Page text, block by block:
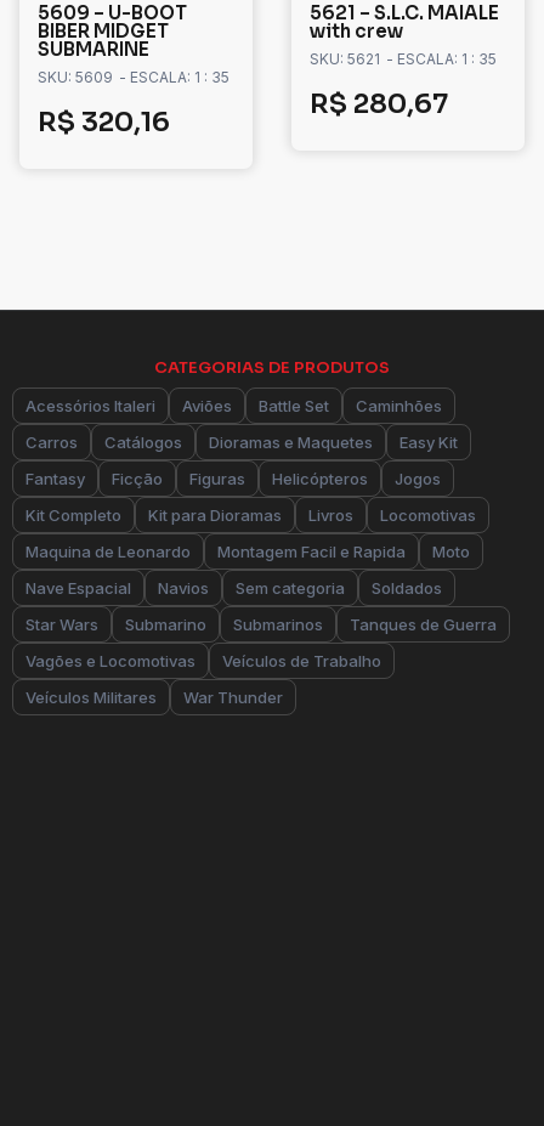
5609 – U-BOOT
BIBER MIDGET
SUBMARINE
SKU: 5609 - ESCALA: 1 : 35
R$ 320,16
5621 – S.L.C. MAIALE
with crew
SKU: 5621 - ESCALA: 1 : 35
R$ 280,67
CATEGORIAS DE PRODUTOS
Acessórios Italeri Aviões Battle Set
Caminhões
Carros
Catálogos Dioramas e Maquetes
Easy Kit
Fantasy
Ficção Figuras Helicópteros
Jogos
Kit Completo
Kit para Dioramas Livros
Locomotivas
Maquina de Leonardo
Montagem Facil e Rapida
Moto
Nave Espacial
Navios Sem categoria
Soldados
Star Wars
Submarino Submarinos
Tanques de Guerra
Vagões e Locomotivas
Veículos de Trabalho
Veículos Militares
War Thunder